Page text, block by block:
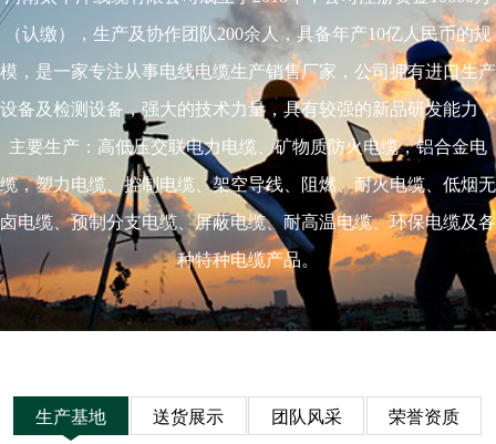
（认缴），生产及协作团队200余人，具备年产10亿人民币的规
模，是一家专注从事电线电缆生产销售厂家，公司拥有进口生产
设备及检测设备，强大的技术力量，具有较强的新品研发能力，
主要生产：高低压交联电力电缆、矿物质防火电缆，铝合金电
缆，塑力电缆、控制电缆、架空导线、阻燃、耐火电缆、低烟无
卤电缆、预制分支电缆、屏蔽电缆、耐高温电缆、环保电缆及各
种特种电缆产品。
生产基地 送货展示 团队风采 荣誉资质